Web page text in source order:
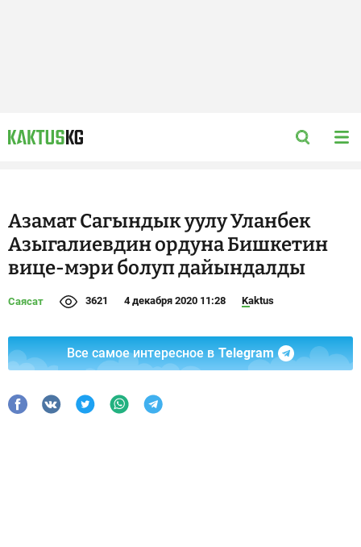
Азамат Сагындык уулу Уланбек
Азыгалиевдин ордуна Бишкетин
вице-мэри болуп дайындалды
Саясат 3621 4 декабря 2020 11:28 Kaktus
Все самое интересное в Telegram